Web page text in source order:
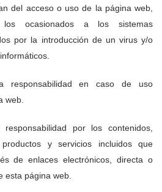
del acceso o uso de la página web,
ocasionados a los sistemas
por la introducción de un virus y/o
responsabilidad en caso de uso
web.
por los contenidos,
productos y servicios incluidos que
de enlaces electrónicos, directa o
esta página web.